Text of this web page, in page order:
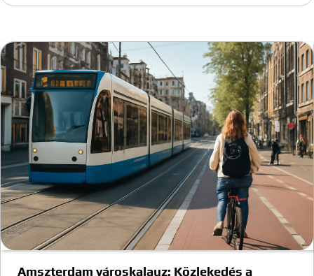
Amszterdam városkalauz: Közlekedés a